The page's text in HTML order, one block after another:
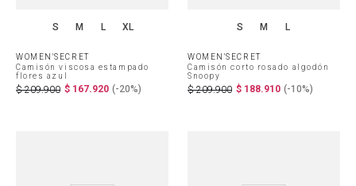
S M L XL
WOMEN'SECRET
Camisón viscosa estampado
flores azul
$ 209.900 $ 167.920 (-20%)
S M L
WOMEN'SECRET
Camisón corto rosado algodón
Snoopy
$ 209.900 $ 188.910 (-10%)